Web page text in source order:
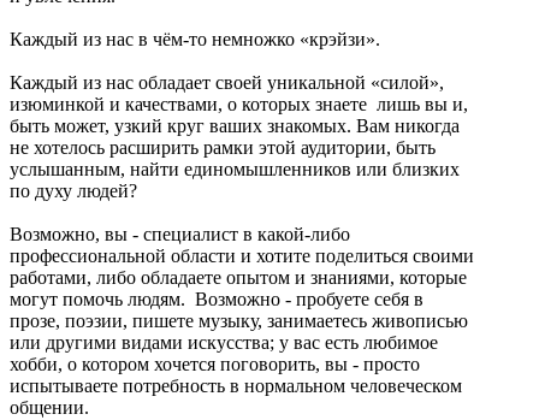
Каждый из нас в чём-то немножко «крэйзи».
Каждый из нас обладает своей уникальной «силой»,
изюминкой и качествами, о которых знаете лишь вы и,
быть может, узкий круг ваших знакомых. Вам никогда
не хотелось расширить рамки этой аудитории, быть
услышанным, найти единомышленников или близких
по духу людей?
Возможно, вы - специалист в какой-либо
профессиональной области и хотите поделиться своими
работами, либо обладаете опытом и знаниями, которые
могут помочь людям. Возможно - пробуете себя в
прозе, поэзии, пишете музыку, занимаетесь живописью
или другими видами искусства; у вас есть любимое
хобби, о котором хочется поговорить, вы - просто
испытываете потребность в нормальном человеческом
общении.